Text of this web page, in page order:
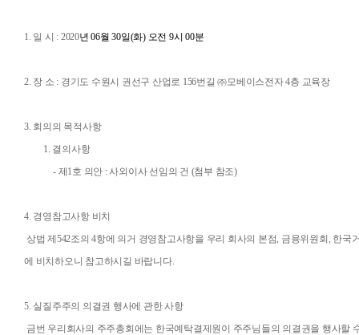
1. 일 시 : 2020년 06월30일(화) 오전 9시 00분
2. 장 소 : 경기도 수원시 권선구 산업로 156번길 ㈜모베이스전자4층 교육장
3. 회의의 목적사항
1. 결의사항
- 제 1호 의안 : 사외이사 선임의 건 (첨부 참조)
4. 경영참고사항 비치
상법 제 542조의 4항에 의거 경영참고사항을 우리 회사의 본점, 금융위원회 , 한국
에 비치하오니 참고하시길 바랍니다.
5. 실질주주의 의결권 행사에 관한 사항
금번 우리회사의 주주총회에는 한국예탁결제원이 주주님들의 의결권을 행사할